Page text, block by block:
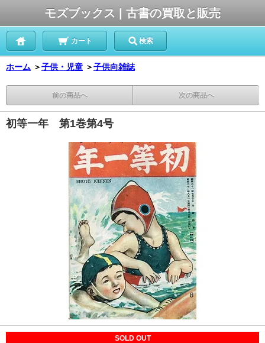
モズブックス | 古書の買取と販売
カート 検索
ホーム ＞子供・児童 ＞子供向雑誌
前の商品へ 次の商品へ
初等一年 第1巻第4号
SOLD OUT